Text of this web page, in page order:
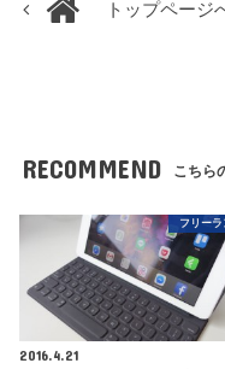
トップページ
RECOMMEND こちら
フリーラ
2016.4.21